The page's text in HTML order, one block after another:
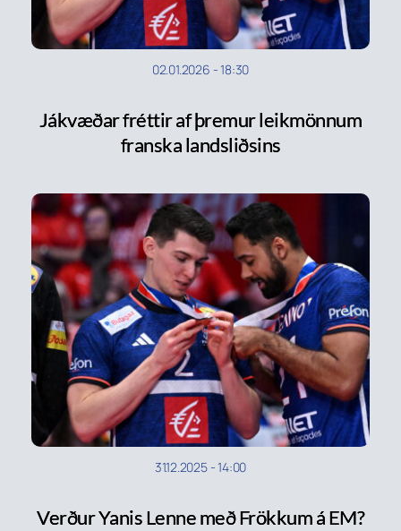
02.01.2026 -18:30
Jákvæðar fréttir af þremur leikmönnum
franska landsliðsins
31.12.2025-14:00
Verður Yanis Lenne með Frökkum á EM?